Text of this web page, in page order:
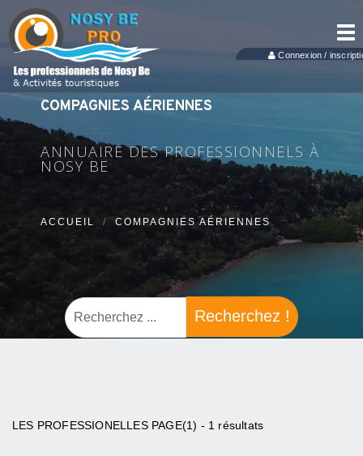
Connexion /
COMPAGNIES AÉRIENNES
ANNUAIRE DES PROFESSIONNELS À
NOSY BE
ACCUEIL COMPAGNIES AÉRIENNES
Recherchez !
LES PROFESSIONELLES PAGE(1) - 1 résultats